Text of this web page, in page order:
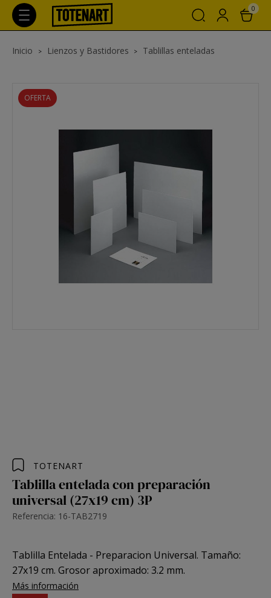
0
Inicio Lienzos y Bastidores Tablillas enteladas
OFERTA
TOTENART
Tablilla entelada con preparación
universal (27x19 cm) 3P
Referencia: 16-TAB2719
Tablilla Entelada - Preparacion Universal. Tamaño:
27x19 cm. Grosor aproximado: 3.2 mm.
Más información